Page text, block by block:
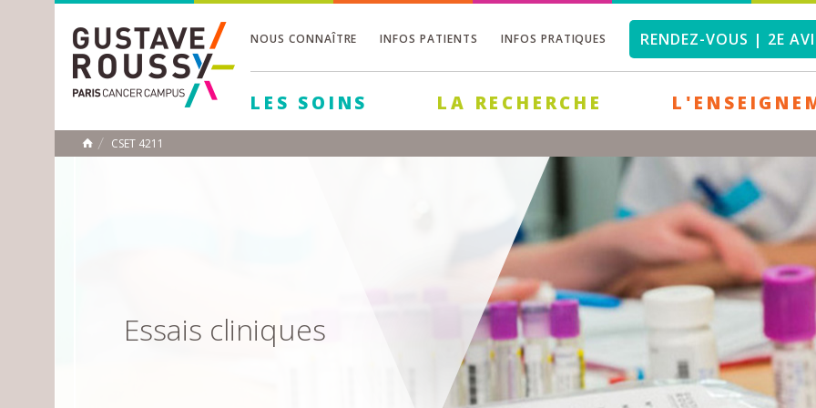
NOUS CONNAÎTRE INFOS PATIENTS INFOS PRATIQUES RENDEZ-VOUS | 2E
LES SOINS LA RECHERCHE
ACCUEIL
CSET 4211
Essais cliniques